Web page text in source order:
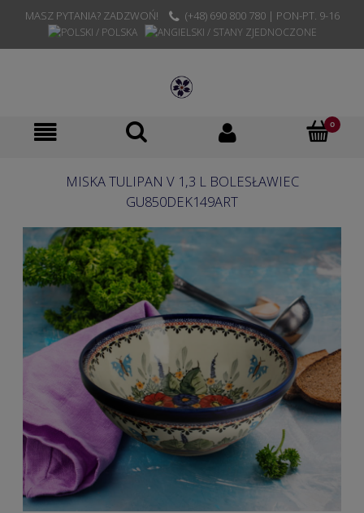
MASZ PYTANIA? ZADZWOŃ! (+48) 690 800 780 | PON-PT. 9-16
MISKA TULIPAN V 1,3 L BOLESŁAWIEC
GU850DEK149ART